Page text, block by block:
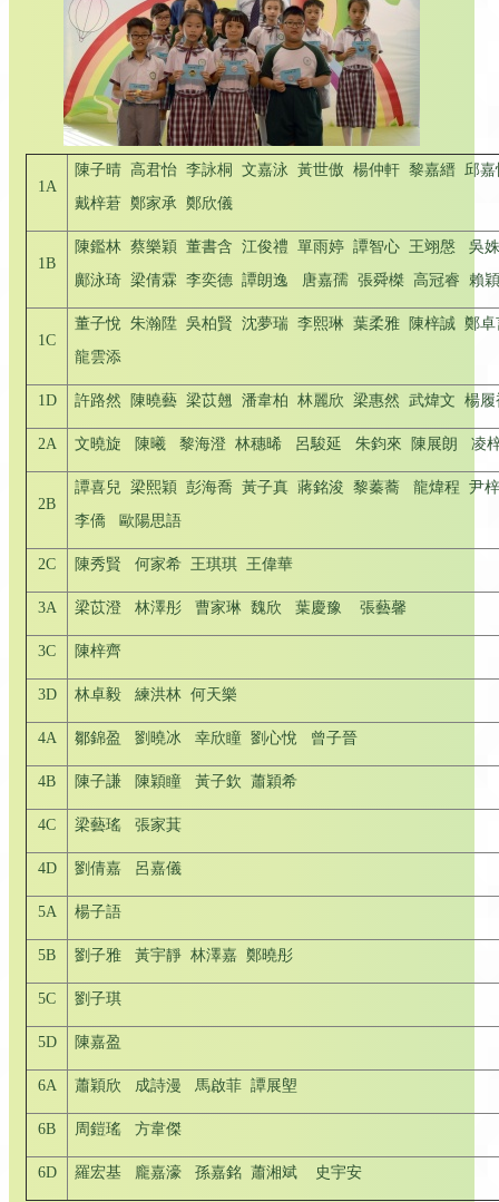
1A
陳子晴 高君怡 李詠桐 文嘉泳 黃世傲 楊仲軒 黎嘉縉 邱
戴梓莙 鄭家承 鄭欣儀
1B
陳鑑林 蔡樂穎 董書含 江俊禮 單雨婷 譚智心 王翊慇 吳
鄺泳琦 梁倩霖 李奕德 譚朗逸 唐嘉孺 張舜榤 高冠
1C
董子悅 朱瀚陞 吳柏賢 沈夢瑞 李熙琳 葉柔雅 陳梓誠 鄭卓
龍雲添
1D 許路然 陳曉藝 梁苡翹 潘韋柏 林麗欣 梁惠然 武煒文 楊履
2A 文曉旋 陳曦 黎海澄 林穗晞 呂駿延 朱鈞來 陳展朗 凌
2B
譚喜兒 梁熙穎 彭海喬 黃子真 蔣銘浚 黎蓁蕎 龍煒程 尹
李僑 歐陽思語
2C 陳秀賢 何家希 王琪琪 王偉華
3A 梁苡澄 林澤彤 曹家琳 魏欣 葉慶豫 張藝馨
3C 陳梓齊
3D 林卓毅 練洪林 何天樂
4A 鄒錦盈 劉曉冰 幸欣瞳 劉心悅 曾子晉
4B 陳子謙 陳穎瞳 黃子欽 蕭穎希
4C 梁藝瑤 張家萁
4D 劉倩嘉 呂嘉儀
5A 楊子語
5B 劉子雅 黃宇靜 林澤嘉 鄭曉彤
5C 劉子琪
5D 陳嘉盈
6A 蕭穎欣 成詩漫 馬啟菲 譚展塱
6B 周鎧瑤 方韋傑
6D 羅宏基 龐嘉濠 孫嘉銘 蕭湘斌 史宇安